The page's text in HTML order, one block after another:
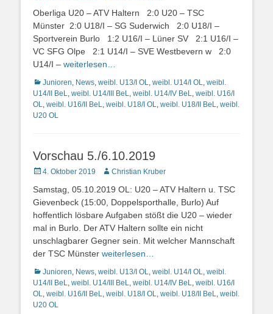
Oberliga U20 – ATV Haltern 2:0 U20 – TSC
Münster 2:0 U18/I – SG Suderwich 2:0 U18/I –
Sportverein Burlo 1:2 U16/I – Lüner SV 2:1 U16/I –
VC SFG Olpe 2:1 U14/I – SVE Westbevern w 2:0
U14/I – weiterlesen…
Kategorien
Junioren News weibl. U13/I OL weibl. U14/I OL
weibl.
U14/II BeL
weibl. U14/III BeL weibl. U14/IV BeL
weibl. U16/I
OL
weibl. U16/II BeL weibl. U18/I OL weibl. U18/II BeL
weibl.
U20 OL
Vorschau 5./6.10.2019
Posted
4. Oktober 2019 AutorChristian Kruber
Samstag, 05.10.2019 OL: U20 – ATV Haltern u. TSC
Gievenbeck (15:00, Doppelsporthalle, Burlo) Auf
hoffentlich lösbare Aufgaben stößt die U20 – wieder
mal in Burlo. Der ATV Haltern sollte ein nicht
unschlagbarer Gegner sein. Mit welcher Mannschaft
der TSC Münster weiterlesen…
Kategorien
Junioren News weibl. U13/I OL weibl. U14/I OL
weibl.
U14/II BeL
weibl. U14/III BeL weibl. U14/IV BeL
weibl. U16/I
OL
weibl. U16/II BeL weibl. U18/I OL weibl. U18/II BeL
weibl.
U20 OL